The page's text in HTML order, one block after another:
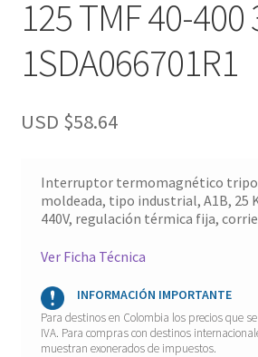
125 TMF 40-400
1SDA066701R1
USD $58.64
Interruptor termomagnético
moldeada, tipo industrial, A1B, 25
440V, regulación térmica fija,
Ver Ficha Técnica
INFORMACIÓN IMPORTANTE
Para destinos en Colombia los precios que
IVA. Para compras con destinos
muestran exonerados de impuestos.